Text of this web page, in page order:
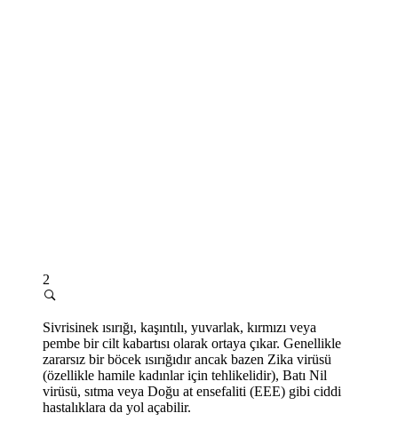
2
Sivrisinek ısırığı, kaşıntılı, yuvarlak, kırmızı veya
pembe bir cilt kabartısı olarak ortaya çıkar. Genellikle
zararsız bir böcek ısırığıdır ancak bazen Zika virüsü
(özellikle hamile kadınlar için tehlikelidir), Batı Nil
virüsü, sıtma veya Doğu at ensefaliti (EEE) gibi ciddi
hastalıklara da yol açabilir.